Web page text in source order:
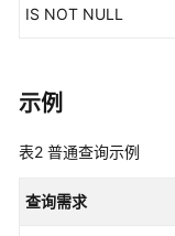
看
IS NOT NULL
示例
表2 普通查询示例
查询需求